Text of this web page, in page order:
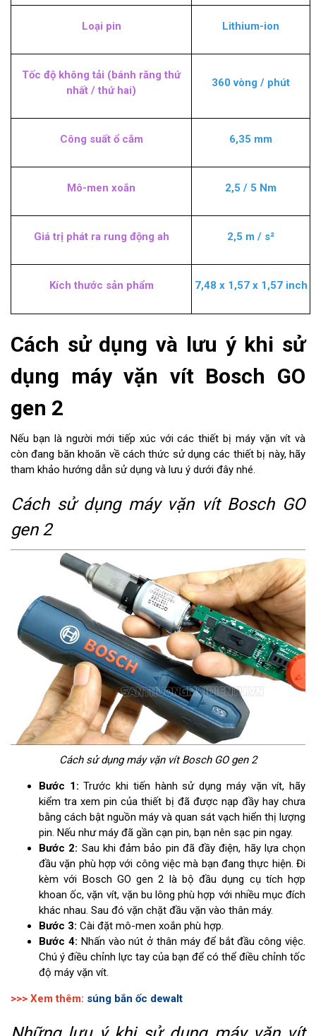
Loại pin Lithium-ion
Tốc độ không tải (bánh răng thứ
nhất / thứ hai)
360 vòng / phút
Công suất ổ cắm 6,35 mm
Mô-men xoắn 2,5 / 5 Nm
Giá trị phát ra rung động ah 2,5 m / s²
Kích thước sản phẩm 7,48 x 1,57 x 1,57 inch
Cách sử dụng và lưu ý khi sử
dụng máy vặn vít Bosch GO
gen 2
Nếu bạn là người mới tiếp xúc với các thiết bị máy vặn vít và
còn đang băn khoăn về cách thức sử dụng các thiết bị này, hãy
tham khảo hướng dẫn sử dụng và lưu ý dưới đây nhé.
Cách sử dụng máy vặn vít Bosch GO
gen 2
Cách sử dụng máy vặn vít Bosch GO gen 2
Bước 1:Trước khi tiến hành sử dụng máy vặn vít, hãy
kiểm tra xem pin của thiết bị đã được nạp đầy hay chưa
bằng cách bật nguồn máy và quan sát vạch hiển thị lượng
pin. Nếu như máy đã gần cạn pin, bạn nên sạc pin ngay.
Bước 2: Sau khi đảm bảo pin đã đầy điện, hãy lựa chọn
đầu vặn phù hợp với công việc mà bạn đang thực hiện. Đi
kèm với Bosch GO gen 2 là bộ đầu dụng cụ tích hợp
khoan ốc, vặn vít, vặn bu lông phù hợp với nhiều mục đích
khác nhau. Sau đó vặn chặt đầu vặn vào thân máy.
Bước 3: Cài đặt mô-men xoắn phù hợp.
Bước 4: Nhấn vào nút ở thân máy để bắt đầu công việc.
Chú ý điều chỉnh lực tay của bạn để có thể điều chỉnh tốc
độ máy vặn vít.
>>> Xem thêm: súng bắn ốc dewalt